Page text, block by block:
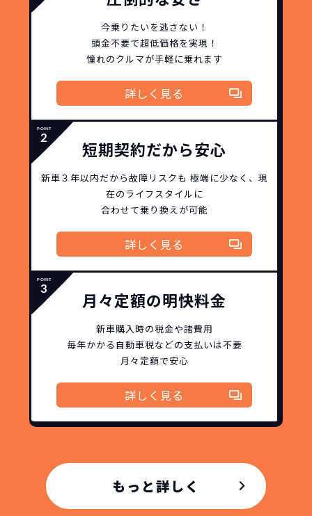
今乗りたいを逃さない！
頭金不要で超低価格を実現！
憧れのクルマが手軽に乗れます
詳しく見る
短期契約だから安心
新車３年以内だから故障リスクも 極端に少なく、 現
在のライフスタイルに
合わせて乗り換えが可能
詳しく見る
月々定額の明快料金
新車購入時の税金や諸費用
毎年かかる自動車税などの支払いは不要
月々定額で安心
詳しく見る
もっと詳しく